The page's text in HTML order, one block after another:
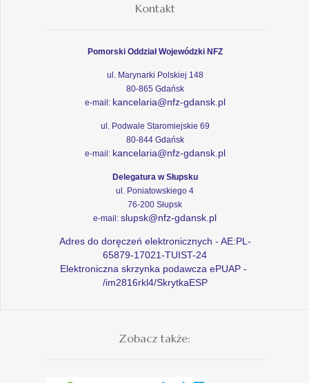
Kontakt
Pomorski Oddział Wojewódzki NFZ
ul. Marynarki Polskiej 148
80-865 Gdańsk
e-mail: kancelaria@nfz-gdansk.pl
ul. Podwale Staromiejskie 69
80-844 Gdańsk
e-mail: kancelaria@nfz-gdansk.pl
Delegatura w Słupsku
ul. Poniatowskiego 4
76-200 Słupsk
e-mail: slupsk@nfz-gdansk.pl
Adres do doręczeń elektronicznych - AE:PL-
65879-17021-TUIST-24
Elektroniczna skrzynka podawcza ePUAP -
/im2816rkl4/SkrytkaESP
Zobacz także: